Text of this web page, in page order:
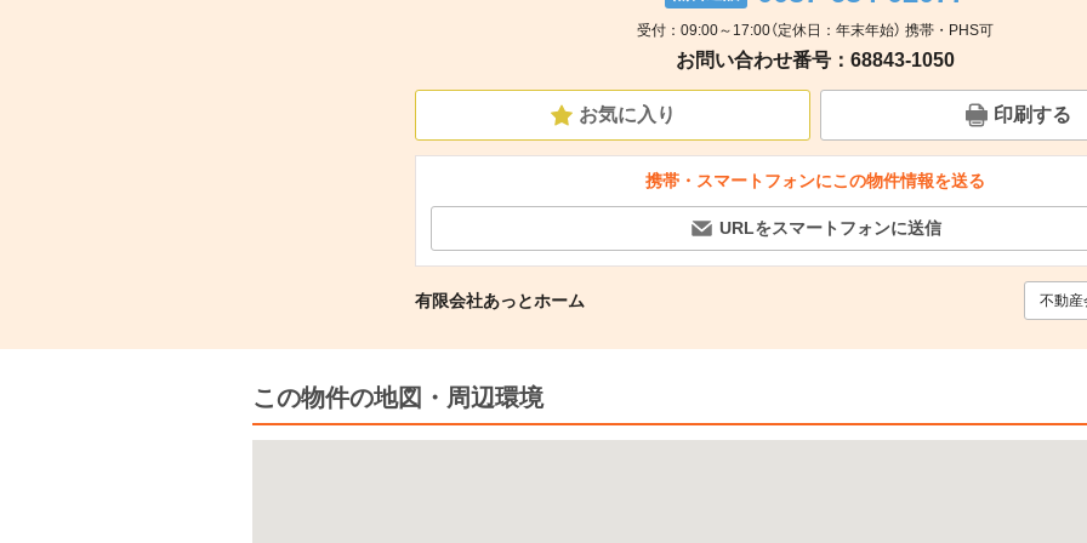
受付：09:00～17:00（定休日：年末年始） 携帯・PHS可
お問い合わせ番号：68843-1050
お気に入り 印刷する
携帯・スマートフォンにこの物件情報を送る
URLをスマートフォンに送信
有限会社あっとホーム 不動産
この物件の地図・周辺環境